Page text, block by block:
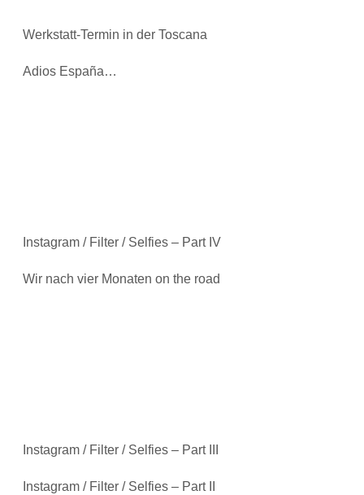
Werkstatt-Termin in der Toscana
Adios España…
Instagram / Filter / Selfies – Part IV
Wir nach vier Monaten on the road
Instagram / Filter / Selfies – Part III
Instagram / Filter / Selfies – Part II